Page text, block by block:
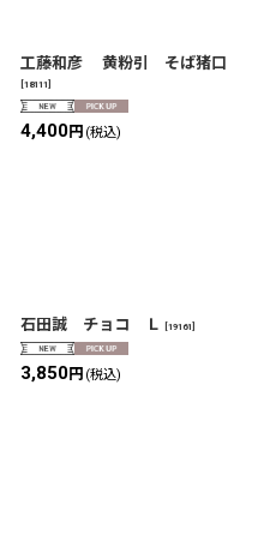
工藤和彦 黄粉引 そば猪口
18111
4,400円 (税込)
石田誠 チョコ Ｌ 19161
3,850円 (税込)